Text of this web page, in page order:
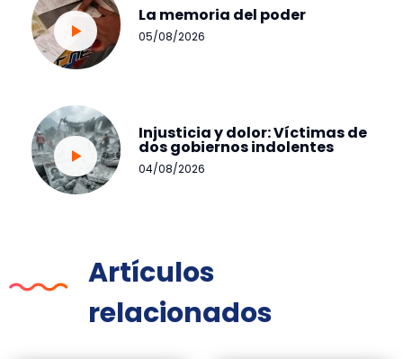
La memoria del poder
05/08/2026
Injusticia y dolor: Víctimas de
dos gobiernos indolentes
04/08/2026
Artículos
relacionados